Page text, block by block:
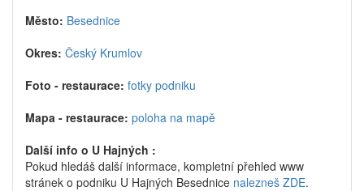
Město: Besednice
Okres: Český Krumlov
Foto - restaurace: fotky podniku
Mapa - restaurace: poloha na mapě
Další info o U Hajných :
Pokud hledáš další informace, kompletní přehled www
stránek o podniku U Hajných Besednice nalezneš ZDE.